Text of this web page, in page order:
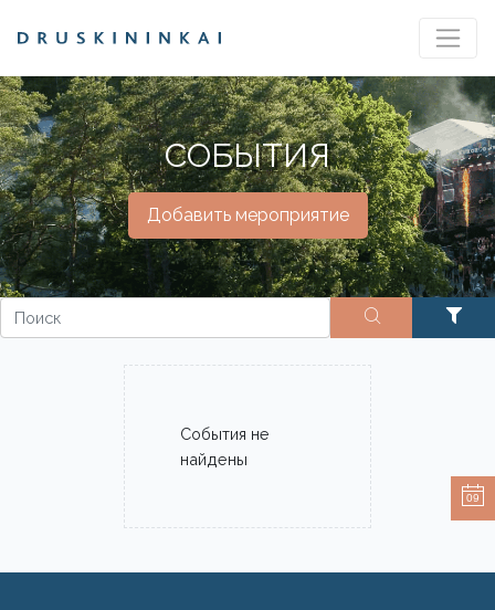
СОБЫТИЯ
Добавить мероприятие
События не
найдены
09